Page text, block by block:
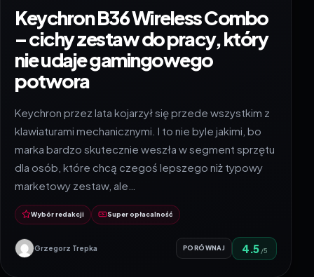
Keychron B36 Wireless Combo
– cichy zestaw do pracy, który
nie udaje gamingowego
potwora
Keychron przez lata kojarzył się przede wszystkim z
klawiaturami mechanicznymi. I to nie byle jakimi, bo
marka bardzo skutecznie weszła w segment sprzętu
dla osób, które chcą czegoś lepszego niż typowy
marketowy zestaw, ale…
Wybór redakcji Super opłacalność
Grzegorz Trepka PORÓWNAJ 4.5 /5